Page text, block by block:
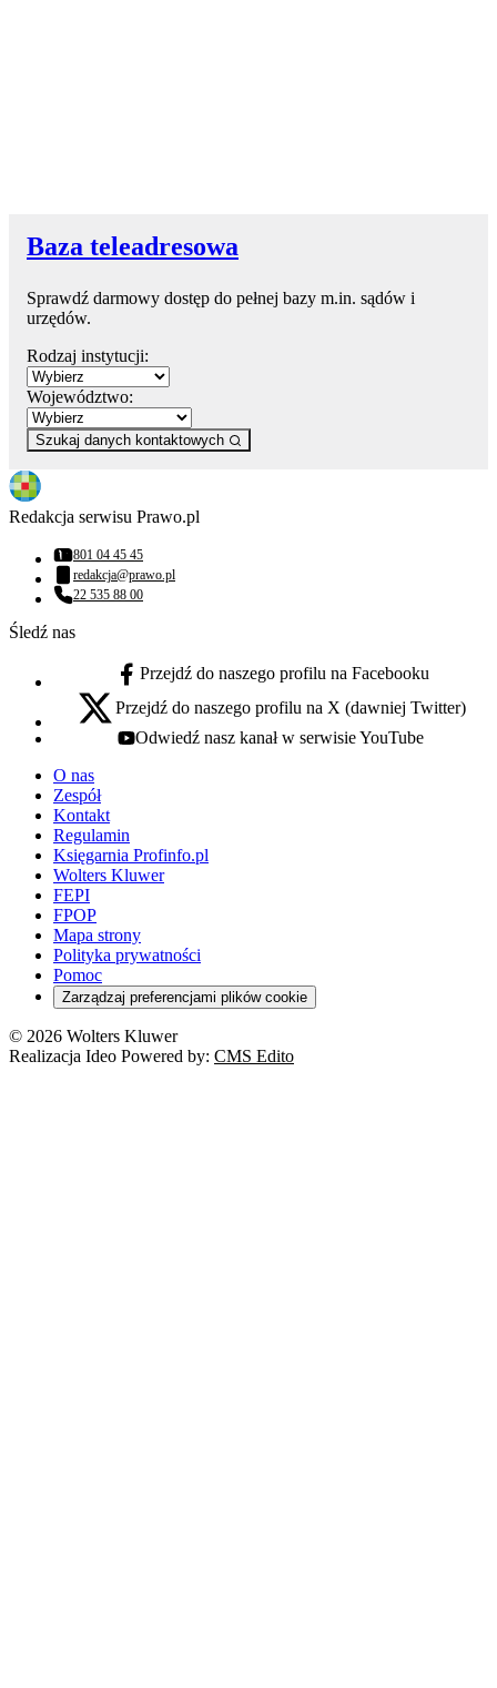
Baza teleadresowa
Sprawdź darmowy dostęp do pełnej bazy m.in. sądów i
urzędów.
Rodzaj instytucji:
Województwo:
Szukaj danych kontaktowych
Redakcja serwisu Prawo.pl
Numer telefonu:
801 04 45 45
Adres email:
redakcja@prawo.pl
Numer telefonu:
22 535 88 00
Śledź nas
facebook - otwiera się w nowej karcie
Przejdź do naszego profilu na Facebooku
x - otwiera się w nowej karcie
Przejdź do naszego profilu na X (dawniej Twitter)
youtube - otwiera się w nowej karcie
Odwiedź nasz kanał w serwisie YouTube
O nas
Zespół
Kontakt
Regulamin
Księgarnia Profinfo.pl
Wolters Kluwer
FEPI
FPOP
Mapa strony
Polityka prywatności
Pomoc
Zarządzaj preferencjami plików cookie
© 2026 Wolters Kluwer
Realizacja Ideo Powered by: CMS Edito